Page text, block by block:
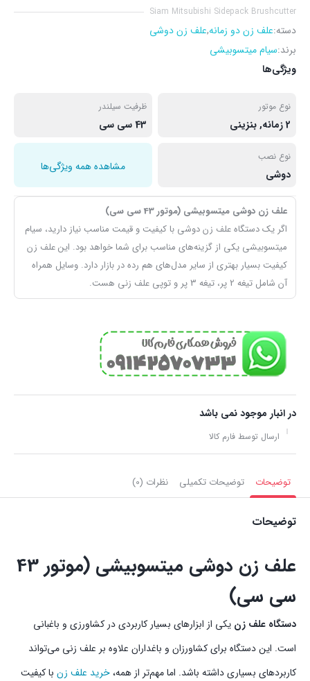
Siam Mitsubishi Sidepack Brushcutter
دسته:علف زن دو زمانه,علف زن دوشی
برند:سیام میتسوبیشی
ویژگی‌ها
نوع موتور
2 زمانه, بنزینی
ظرفیت سیلندر
43 سی سی
نوع نصب
دوشی
مشاهده همه ویژگی‌ها
علف زن دوشی میتسوبیشی (موتور 43 سی سی)
اگر یک دستگاه علف زن دوشی با کیفیت و قیمت مناسب نیاز دارید، سیام
میتسوبیشی یکی از گزینه‌های مناسب برای شما خواهد بود. این علف زن
کیفیت بسیار بهتری از سایر مدل‌های هم رده در بازار دارد. وسایل همراه
آن شامل تیغه 2 پر، تیغه 3 پر و توپی علف زنی هست.
در انبار موجود نمی باشد
ارسال توسط فارم کالا
توضیحات توضیحات تکمیلی نظرات (0)
توضیحات
علف زن دوشی میتسوبیشی (موتور 43
سی سی)
دستگاه علف زن یکی از ابزارهای بسیار کاربردی در کشاورزی و باغبانی
است. این دستگاه برای کشاورزان و باغداران علاوه بر علف زنی می‌تواند
کاربردهای بسیاری داشته باشد. اما مهم‌تر از همه،خرید علف زن با کیفیت